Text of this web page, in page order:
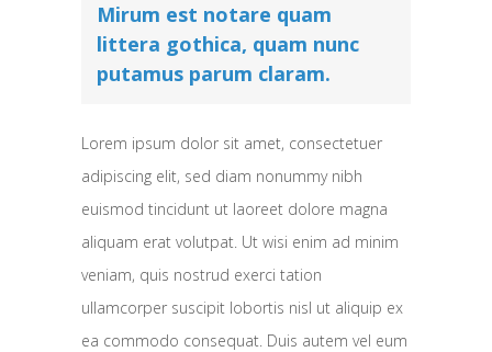
Mirum est notare quam
littera gothica, quam nunc
putamus parum claram.
Lorem ipsum dolor sit amet, consectetuer
adipiscing elit, sed diam nonummy nibh
euismod tincidunt ut laoreet dolore magna
aliquam erat volutpat. Ut wisi enim ad minim
veniam, quis nostrud exerci tation
ullamcorper suscipit lobortis nisl ut aliquip ex
ea commodo consequat. Duis autem vel eum